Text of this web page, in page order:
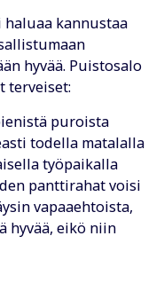
kannustaa
hyvää. Puistosalo
terveiset:
puroista
todella matalalla
työpaikalla
panttirahat voisi
vapaaehtoista,
hyvää, eikö niin